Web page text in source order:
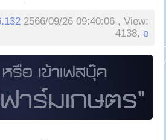
2566/09/26 09:40:06 , View:
4138,e